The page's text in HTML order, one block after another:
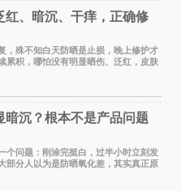
红、暗沉、干痒，正确修
殊不知白天防晒是止损，晚上修护才
累积，哪怕没有明显晒伤、泛红，皮肤
暗沉？根本不是产品问题
问题：刚涂完挺白，过半小时立刻发
部分人以为是防晒氧化差，其实真正原